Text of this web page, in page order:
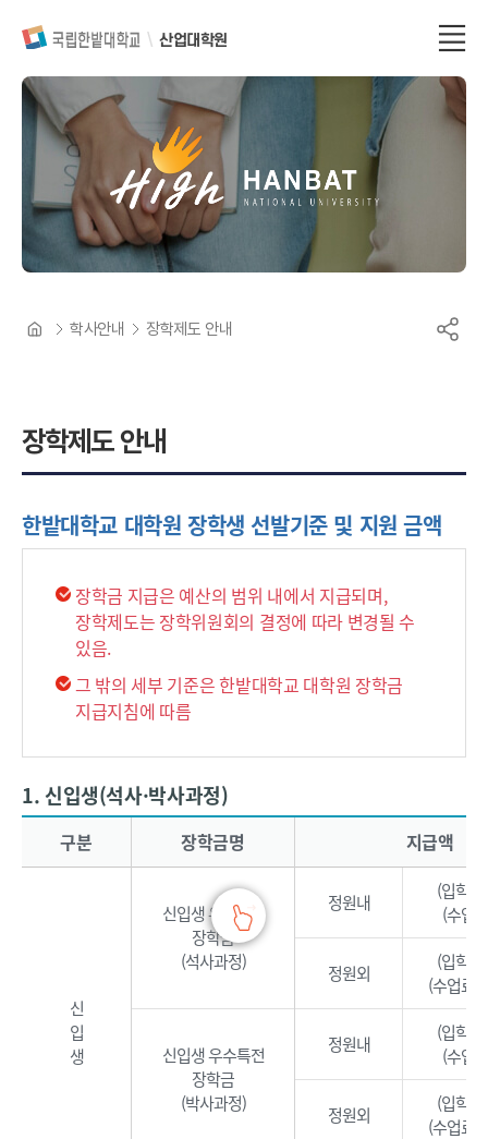
산업대학원
장학제도 안내
학사안내 장학제도 안내
한밭대학교 대학원 장학생 선발기준 및 지원 금액
장학금 지급은 예산의 범위 내에서 지급되며,
장학제도는 장학위원회의 결정에 따라 변경될 수
있음.
그 밖의 세부 기준은 한밭대학교 대학원 장학금
지급지침에 따름
1. 신입생(석사·박사과정)
한밭대학교 신입생(석사·박사과정)의 장학제도를 안내하는 표로 장학명, 지원금액, 적용기준, 대상으로 구분됩니다.
구분 장학금명 지급액
신
입
생
신입생 우수특전
장학금
(석사과정)
정원내
(입학금
(수업
정원외
(입학금
(수업료
신입생 우수특전
장학금
(박사과정)
정원내
(입학금
(수업
정원외
(입학금
(수업료